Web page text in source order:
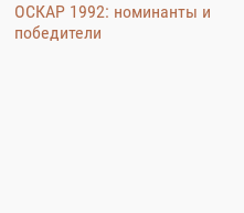
ОСКАР 1992: номинанты и
победители